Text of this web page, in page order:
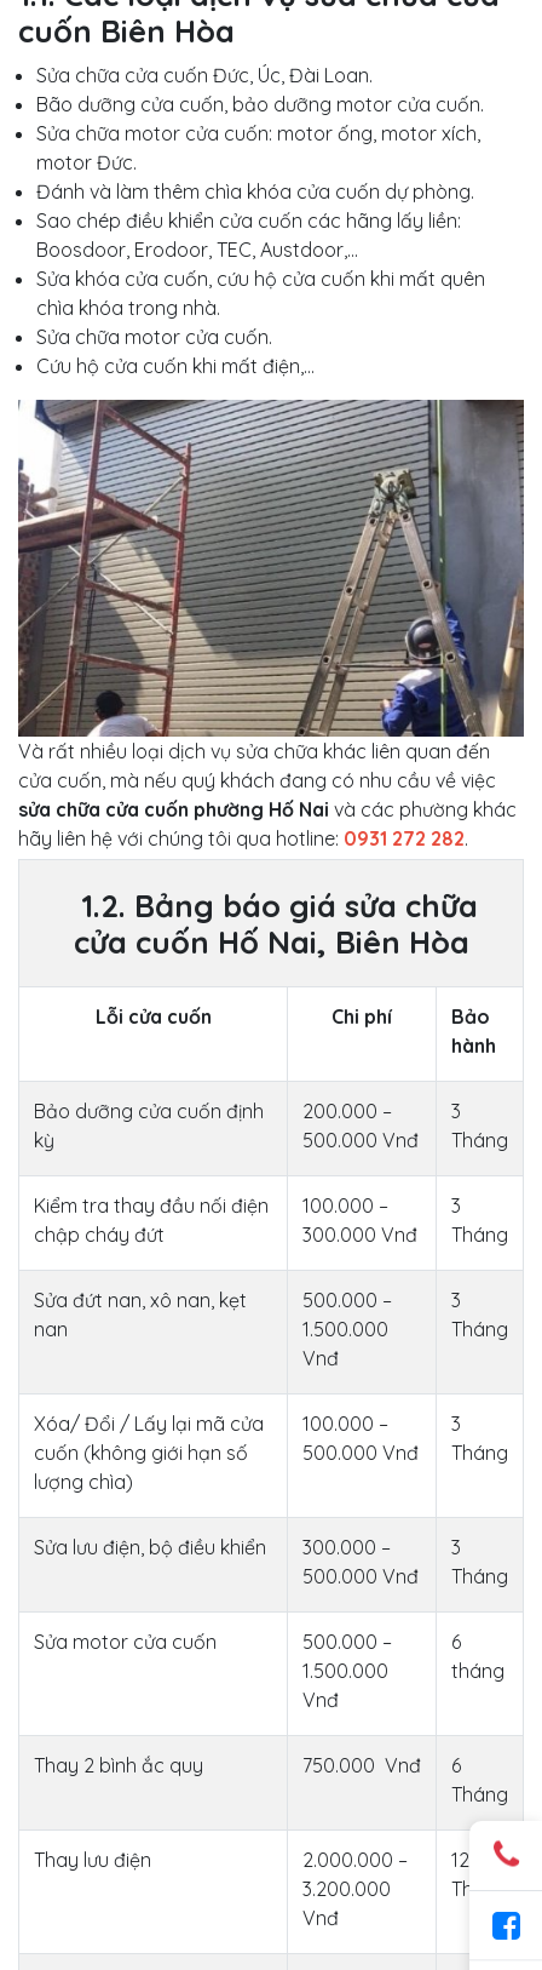
cuốn Biên Hòa
Sửa chữa cửa cuốn Đức, Úc, Đài Loan.
Bão dưỡng cửa cuốn, bảo dưỡng motor cửa cuốn.
Sửa chữa motor cửa cuốn: motor ống, motor xích,
motor Đức.
Đánh và làm thêm chìa khóa cửa cuốn dự phòng.
Sao chép điều khiển cửa cuốn các hãng lấy liền:
Boosdoor, Erodoor, TEC, Austdoor,...
Sửa khóa cửa cuốn, cứu hộ cửa cuốn khi mất quên
chìa khóa trong nhà.
Sửa chữa motor cửa cuốn.
Cứu hộ cửa cuốn khi mất điện,...
Và rất nhiều loại dịch vụ sửa chữa khác liên quan đến
cửa cuốn, mà nếu quý khách đang có nhu cầu về việc
sửa chữa cửa cuốn phường Hố Nai và các phường khác
hãy liên hệ với chúng tôi qua hotline: 0931 272 282.
1.2. Bảng báo giá sửa chữa
cửa cuốn Hố Nai, Biên Hòa
Lỗi cửa cuốn Chi phí
Bảo
hành
Bảo dưỡng cửa cuốn định
kỳ
200.000 –
500.000 Vnđ
3
Tháng
Kiểm tra thay đầu nối điện
chập cháy đứt
100.000 –
300.000 Vnđ
3
Tháng
Sửa đứt nan, xô nan, kẹt
nan
500.000 –
1.500.000
Vnđ
3
Tháng
Xóa/ Đổi / Lấy lại mã cửa
cuốn (không giới hạn số
lượng chìa)
100.000 –
500.000 Vnđ
3
Tháng
Sửa lưu điện, bộ điều khiển
300.000 –
500.000 Vnđ
3
Tháng
Sửa motor cửa cuốn
500.000 –
1.500.000
Vnđ
6
tháng
Thay 2 bình ắc quy 750.000 Vnđ
6
Tháng
Thay lưu điện
2.000.000 –
3.200.000
Vnđ
12
Tháng